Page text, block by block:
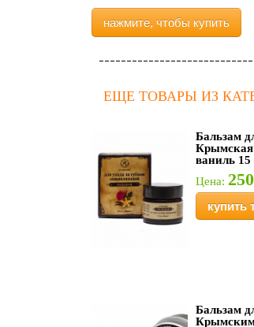
нажмите, чтобы купить
ЕЩЕ ТОВАРЫ ИЗ
Бальзам
Крымская
ваниль 15
Цена:
купить
Бальзам